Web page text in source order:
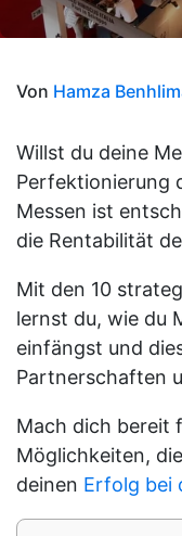
Von Hamza
Willst du deine
Perfektionierung
Messen ist
die Rentabilität
Mit den 10
lernst du, wie du
einfängst und
Partnerschaften
Mach dich bereit
Möglichkeiten,
deinen Erfolg bei